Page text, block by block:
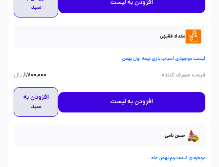
افزودن به لیست
سبد
مقداد فقیهی
لیست موجودی اسباب بازی نیمه اول بهمن
قیمت مصرف کننده:
1,700,000ریال
افزودن به لیست
افزودن به
سبد
حسن نامی
موجودی نیمه دوم بهمن ماه